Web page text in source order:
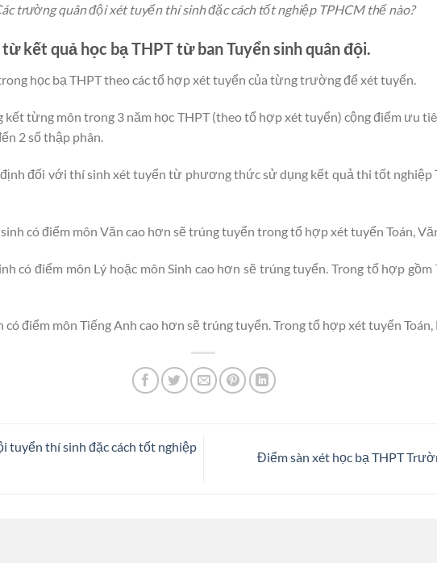
trường quân đội xét tuyển thí sinh đặc cách tốt nghiệp TPHCM thế nào?
kết quả học bạ THPT từ ban Tuyển sinh quân đội.
học bạ THPT theo các tổ hợp xét tuyển của từng trường để xét tuyển.
từng môn trong 3 năm học THPT (theo tổ hợp xét tuyển) cộng điểm ưu
2 số thập phân.
đối với thí sinh xét tuyển từ phương thức sử dụng kết quả thi tốt nghiệp
có điểm môn Văn cao hơn sẽ trúng tuyển trong tổ hợp xét tuyển Toán,
có điểm môn Lý hoặc môn Sinh cao hơn sẽ trúng tuyển. Trong tổ hợp gồm
điểm môn Tiếng Anh cao hơn sẽ trúng tuyển. Trong tổ hợp xét tuyển Toán,
tuyển thí sinh đặc cách tốt nghiệp
Điểm sàn xét học bạ THPT